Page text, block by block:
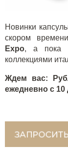
Новинки
скором
Expo, а пока
коллекциями
Ждем вас:
ежедневно с 10